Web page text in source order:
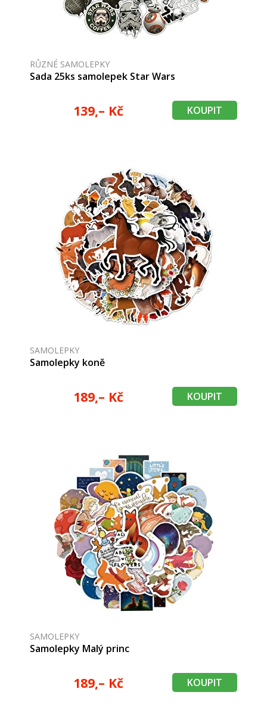
RŮZNÉ SAMOLEPKY
Sada 25ks samolepek Star Wars
139,– Kč KOUPIT
SAMOLEPKY
Samolepky koně
189,– Kč KOUPIT
SAMOLEPKY
Samolepky Malý princ
189,– Kč KOUPIT